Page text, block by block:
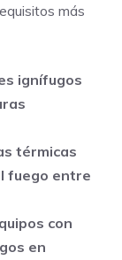
más
ignífugos
térmicas
fuego entre
con
en